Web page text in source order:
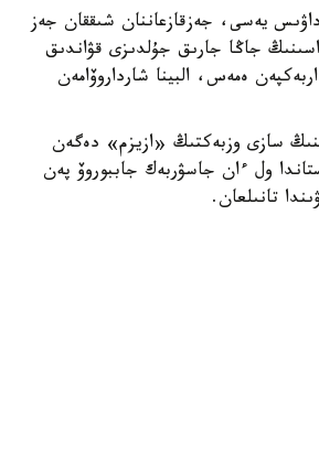
يەسى، جەزقازعاننان شىققان جەز
جاڭا جارىق جۇلدىزى قۋاندىق
ەمەس، البينا شارداروۆامەن
سازى وزبەكتىڭ «ازيزم» دەگەن
ول ءان جاسۋربەك جاببوروۆ پەن
تانىلعان.